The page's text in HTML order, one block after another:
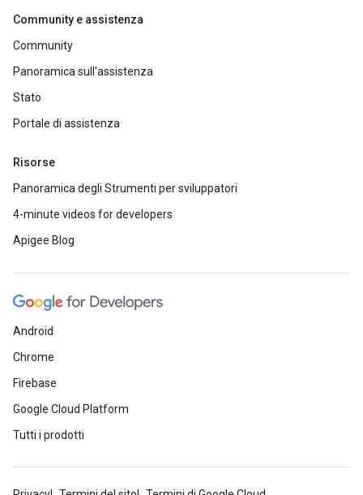
Community e assistenza
Community
Panoramica sull'assistenza
Stato
Portale di assistenza
Risorse
Panoramica degli Strumenti per sviluppatori
4-minute videos for developers
Apigee Blog
Android
Chrome
Firebase
Google Cloud Platform
Tutti i prodotti